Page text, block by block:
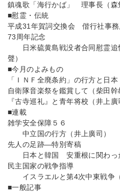
鎮魂歌「海行かば」 理事長（森
■慰霊・伝統
平成31年賀詞交換会 偕行社事務
73周年記念
日米硫黄島戦没者合同慰霊追
聲）
■今月のよみもの
「ＩＮＦ全廃条約」の行方と日本
自衛隊音楽祭を鑑賞して（柴田幹
『古寺巡礼』と青年将校（井上廣
■連載
雑学安全保障５６
中立国の行方（井上廣司）
先人の足跡―特別寄稿
日本と韓国 安重根に関わった
民主国家の戦争指導
イスラエルと第4次中東戦争（
■一般記事